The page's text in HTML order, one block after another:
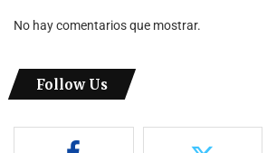
No hay comentarios que mostrar.
Follow Us